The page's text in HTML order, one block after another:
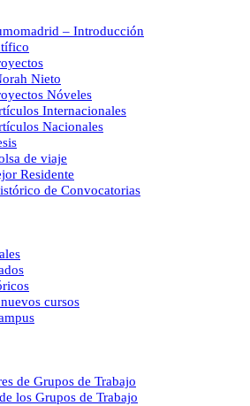
– Introducción
Nieto
Nóveles
Internacionales
Nacionales
de viaje
Residente
de Convocatorias
cursos
de Grupos de Trabajo
los Grupos de Trabajo